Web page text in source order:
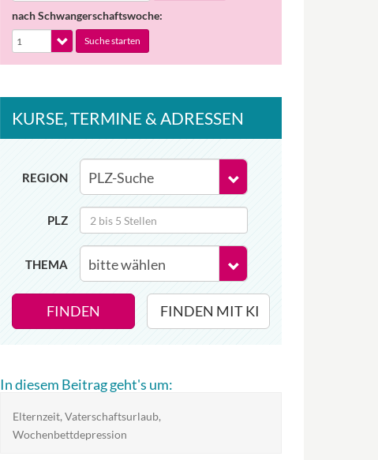
nach Schwangerschaftswoche:
Suche starten
KURSE, TERMINE & ADRESSEN
REGION
PLZ
THEMA
FINDEN FINDEN MIT KI
In diesem Beitrag geht's um:
Elternzeit, Vaterschaftsurlaub,
Wochenbettdepression